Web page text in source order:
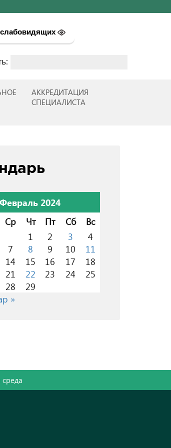
АККРЕДИТАЦИЯ
СПЕЦИАЛИСТА
Февраль 2024
Ср Чт Пт Сб
Вс
1
2 3
4
7 8 9 10
11
14 15 16 17
18
21 22 23 24
25
28
29
»
среда